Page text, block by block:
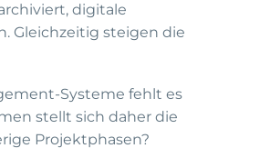
digitale
Gleichzeitig steigen die
Systeme fehlt es
stellt sich daher die
Projektphasen?